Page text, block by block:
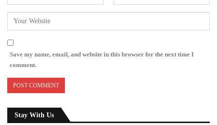
Save my name, email, and website in this browser for the next time I
comment.
Stay With Us